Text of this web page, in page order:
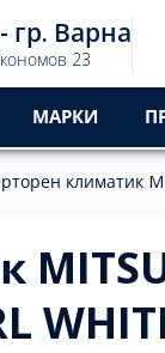
Варна
23
МАРКИ
климатик